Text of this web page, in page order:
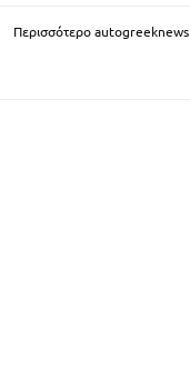
Περισσότερο autogreeknews